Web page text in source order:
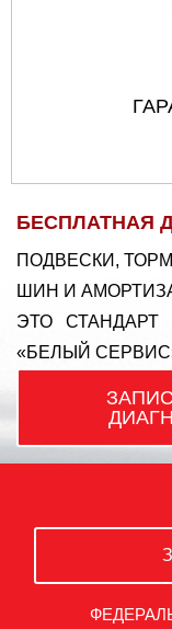
БЕСПЛАТНАЯ
ПОДВЕСКИ,
ШИН И
ЭТО СТАНДАРТ
«БЕЛЫЙ